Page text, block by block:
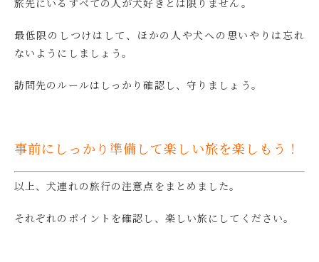
旅先にいるすべての人が犬好きとは限りません。
最低限のしつけはして、ほかの人や犬への思いやりは忘れ
ないようにしましょう。
訪問先のルールはしっかり確認し、守りましょう。
事前にしっかり準備して楽しい旅を楽しもう！
以上、犬連れの旅行の注意点をまとめました。
それぞれのポイントを確認し、楽しい旅にしてください。